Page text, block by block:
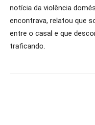
notícia da violência
encontrava, relatou que
entre o casal e que
traficando.